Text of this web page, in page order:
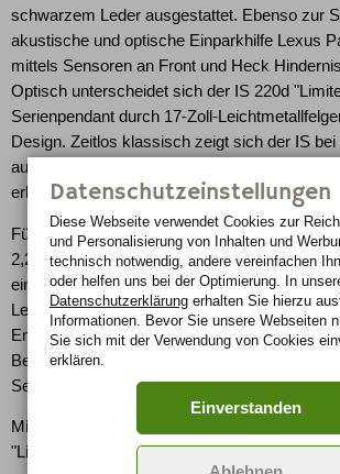
schwarzem Leder ausgestattet. Ebenso zur
akustische und optische Einparkhilfe Lexus
mittels Sensoren an Front und Heck
Optisch unterscheidet sich der IS 220d
Serienpendant durch 17-Zoll-
Design. Zeitlos klassisch zeigt sich der IS
ausschließlich in Onyxschwarz und Eissilber
erhältlich.
Für großes Fahrvergnügen und dynamischen
2,2-Liter Common-Rail Dieselmotor mit 130
einem maximalen Drehmoment von 400
Lexus Clean-Diesel Technologie erreicht das
Emissionswerte, die innerhalb seiner
Besten zählen. Die Kraftübertragung erfolgt
Sechsgang-Handschaltung.
Mit einem Gesamtpreis ab 32.000 Euro bietet
"Limited" einen Kundenvorteil in Höhe von
Datenschutzeinstellungen
Diese Webseite verwendet Cookies zur
und Personalisierung von Inhalten und
technisch notwendig, andere vereinfachen
oder helfen uns bei der Optimierung. In
Datenschutzerklärungerhalten Sie hierzu
Informationen. Bevor Sie unsere Webseiten
Sie sich mit der Verwendung von Cookies
erklären.
Einverstanden